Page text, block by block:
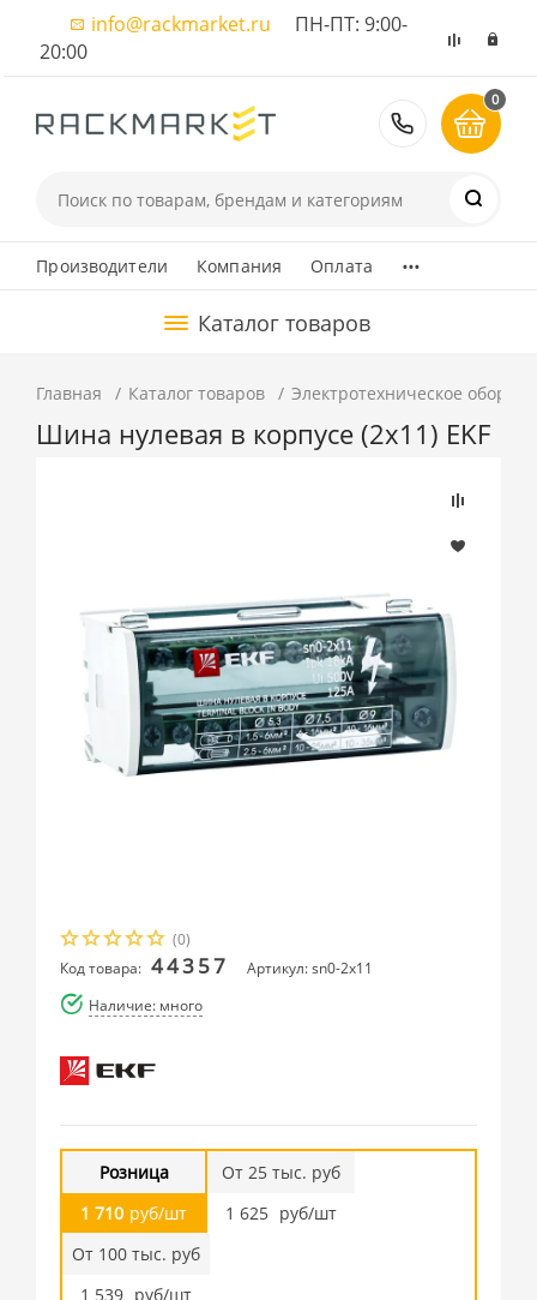
info@rackmarket.ru ПН-ПТ: 9:00-
20:00
8 (495)
0
Производители Компания Оплата ...
Каталог товаров
Главная Каталог товаров Электротехническое
Шина нулевая в корпусе (2х11) EKF
(0)
Код товара: 44357
Артикул: sn0-2x11
Наличие: много
Розница
1 710 руб/шт
От 25 тыс. руб
1 625 руб/шт
От 100 тыс. руб
1 539 руб/шт